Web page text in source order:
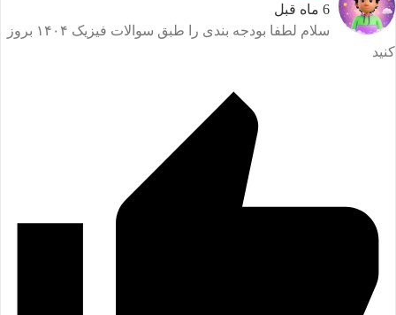
6 ماه قبل
سلام لطفا بودجه بندی را طبق سوالات فیزیک ۱۴۰۴ بروز